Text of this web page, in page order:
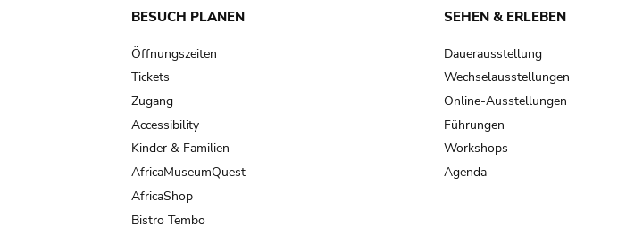
Main
navigation
BESUCH PLANEN
Öffnungszeiten
Tickets
Zugang
Accessibility
Kinder & Familien
AfricaMuseumQuest
AfricaShop
Bistro Tembo
SEHEN & ERLEBEN
Dauerausstellung
Wechselausstellungen
Online-Ausstellungen
Führungen
Workshops
Agenda